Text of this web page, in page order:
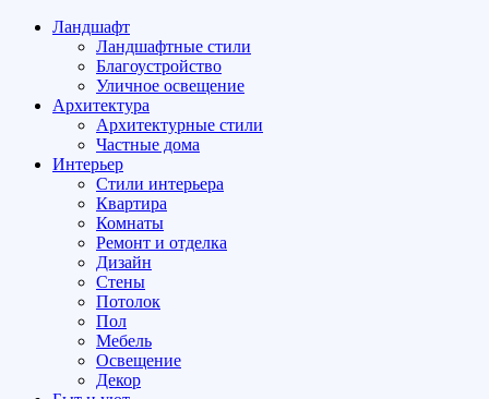
Ландшафт
Ландшафтные стили
Благоустройство
Уличное освещение
Архитектура
Архитектурные стили
Частные дома
Интерьер
Стили интерьера
Квартира
Комнаты
Ремонт и отделка
Дизайн
Стены
Потолок
Пол
Мебель
Освещение
Декор